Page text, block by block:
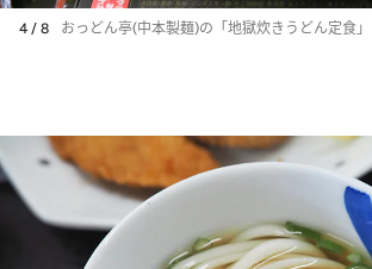
4 / 8 おっどん亭(中本製麺)の「地獄炊きうどん定食」